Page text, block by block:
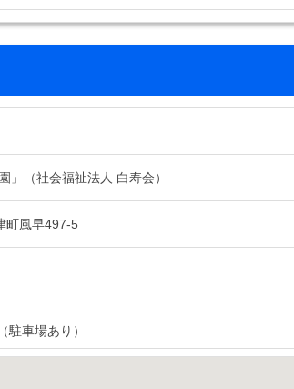
」（社会福祉法人 白寿会）
町風早497-5
車場あり）